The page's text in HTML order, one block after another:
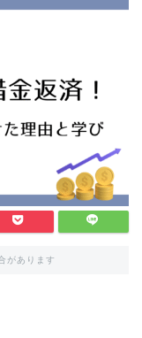
があります